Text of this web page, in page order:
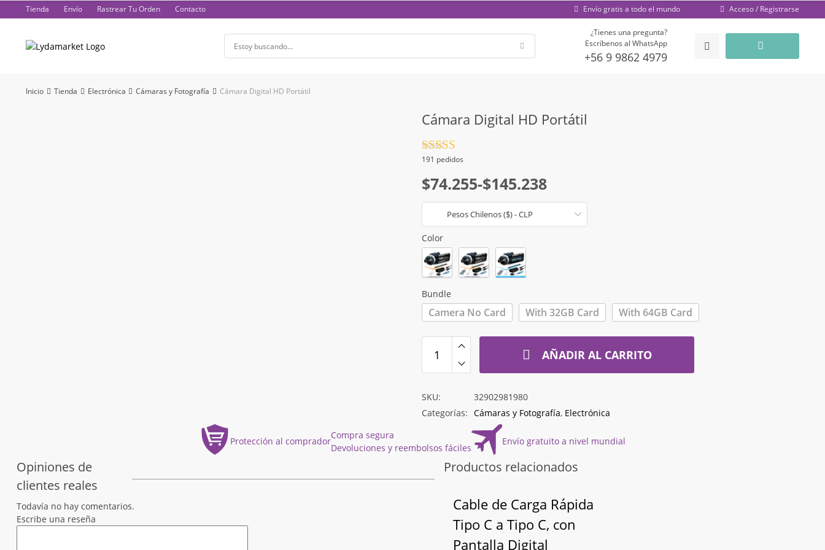
al
Tienda Envío Rastrear Tu Orden Contacto Envío gratis a todo el mundo Acceso / Registrarse
¿Tienes una pregunta?
Escríbenos al WhatsApp
+56 9 9862 4979
Inicio Tienda Electrónica Cámaras y Fotografía Cámara Digital HD Portátil
Cámara Digital HD Portátil
Valorado
con
5
191 pedidos
$74.255-$145.238
Rango
de
precios:
desde
$74.255
hasta
$145.238
Pesos Chilenos ($) - CLP
Color
Bundle
Camera No Card With 32GB Card With 64GB Card
AÑADIR AL CARRITO
SKU:
32902981980
Categorías: Cámaras y Fotografía, Electrónica
Protección al comprador
Compra segura
Devoluciones y reembolsos fáciles
Envío gratuito a nivel mundial
Opiniones de
clientes reales
Todavía no hay comentarios.
Escribe una reseña
Productos relacionados
Cable de Carga Rápida
Tipo C a Tipo C, con
Pantalla Digital